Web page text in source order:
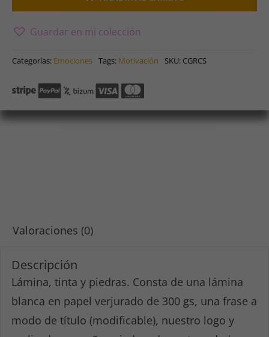
Guardar en mi colección
Categorías: Emociones Tags: Motivación SKU: CGRCS
Valoraciones (0)
Descripción
Lámina, tinta y piedras. Consta de una lámina
blanca en papel verjurado de 300 gs, una frase a
modo de título (modificable), nuestro logo y